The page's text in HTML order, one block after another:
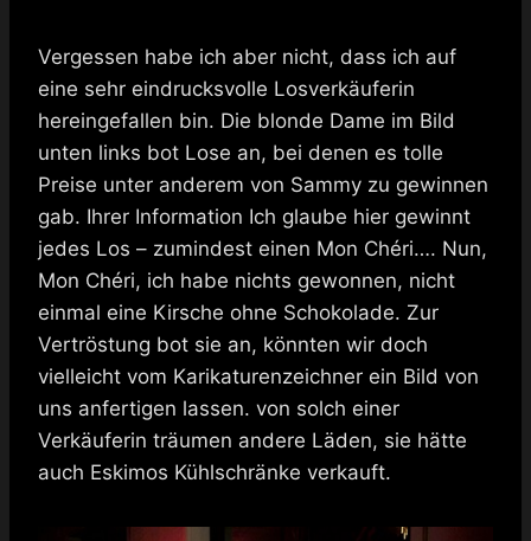
Vergessen habe ich aber nicht, dass ich auf
eine sehr eindrucksvolle Losverkäuferin
hereingefallen bin. Die blonde Dame im Bild
unten links bot Lose an, bei denen es tolle
Preise unter anderem von Sammy zu gewinnen
gab. Ihrer Information Ich glaube hier gewinnt
jedes Los – zumindest einen Mon Chéri…. Nun,
Mon Chéri, ich habe nichts gewonnen, nicht
einmal eine Kirsche ohne Schokolade. Zur
Vertröstung bot sie an, könnten wir doch
vielleicht vom Karikaturenzeichner ein Bild von
uns anfertigen lassen. von solch einer
Verkäuferin träumen andere Läden, sie hätte
auch Eskimos Kühlschränke verkauft.